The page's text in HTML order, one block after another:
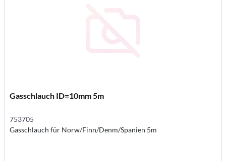
Gasschlauch ID=10mm 5m
753705
Gasschlauch für Norw/Finn/Denm/Spanien 5m